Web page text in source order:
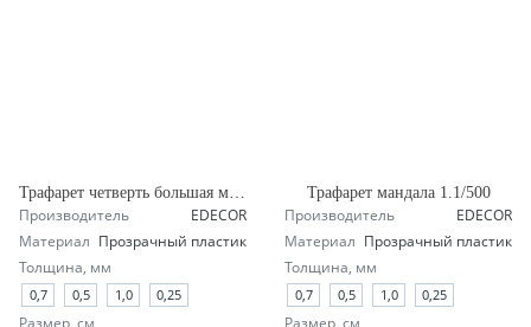
Производитель
EDECOR
Материал Прозрачный пластик
Толщина, мм
0,7 0,5 1,0 0,25
Размер, см
Трафарет мандала 1.1/500
Производитель
EDECOR
Материал Прозрачный пластик
Толщина, мм
0,7 0,5 1,0 0,25
Размер, см